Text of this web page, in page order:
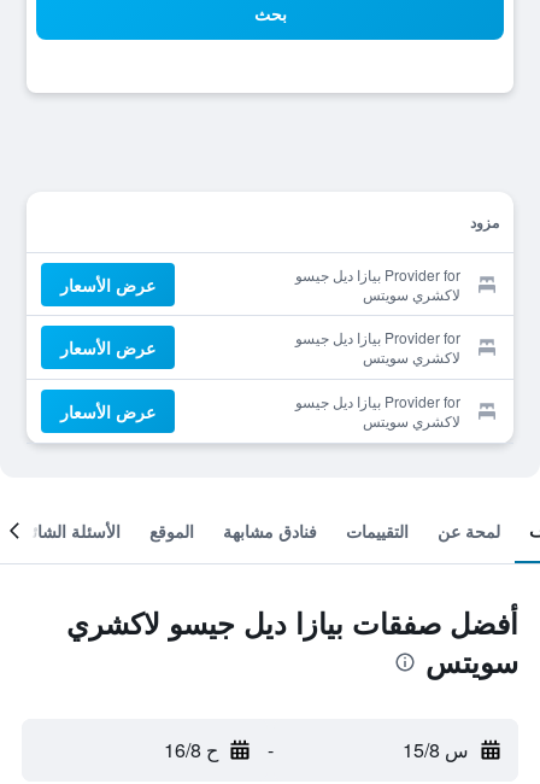
بحث
مزود
Provider for بيازا ديل جيسو
لاكشري سويتس
عرض الأسعار
Provider for بيازا ديل جيسو
لاكشري سويتس
عرض الأسعار
Provider for بيازا ديل جيسو
لاكشري سويتس
عرض الأسعار
لمحة عن التقييمات فنادق مشابهة الموقع الأسئلة الشائعة
أفضل صفقات بيازا ديل جيسو لاكشري
سويتس
س 15/8 - ح 16/8